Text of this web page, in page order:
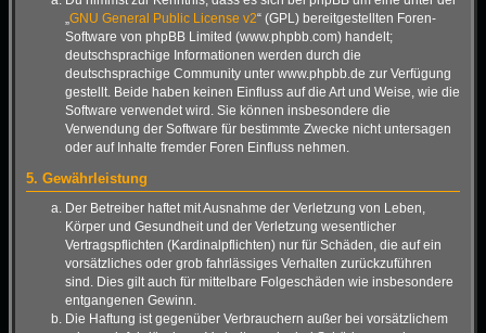
„GNU General Public License v2“ (GPL) bereitgestellten Foren-
Software von phpBB Limited (www.phpbb.com) handelt;
deutschsprachige Informationen werden durch die
deutschsprachige Community unter www.phpbb.de zur Verfügung
gestellt. Beide haben keinen Einfluss auf die Art und Weise, wie die
Software verwendet wird. Sie können insbesondere die
Verwendung der Software für bestimmte Zwecke nicht untersagen
oder auf Inhalte fremder Foren Einfluss nehmen.
5. Gewährleistung
Der Betreiber haftet mit Ausnahme der Verletzung von Leben,
Körper und Gesundheit und der Verletzung wesentlicher
Vertragspflichten (Kardinalpflichten) nur für Schäden, die auf ein
vorsätzliches oder grob fahrlässiges Verhalten zurückzuführen
sind. Dies gilt auch für mittelbare Folgeschäden wie insbesondere
entgangenen Gewinn.
Die Haftung ist gegenüber Verbrauchern außer bei vorsätzlichem